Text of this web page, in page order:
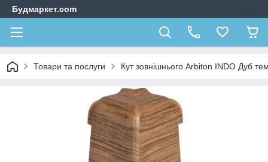
Будмаркет.com
Товари та послуги Кут зовнішнього Arbiton INDO Дуб